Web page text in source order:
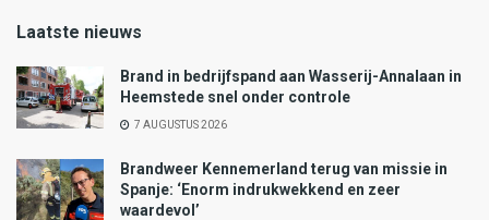
Laatste nieuws
Brand in bedrijfspand aan Wasserij-Annalaan in
Heemstede snel onder controle
7 AUGUSTUS 2026
Brandweer Kennemerland terug van missie in
Spanje: ‘Enorm indrukwekkend en zeer
waardevol’